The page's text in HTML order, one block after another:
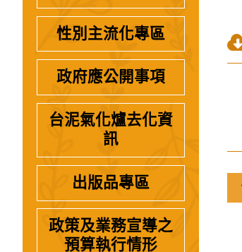
性別主流化專區
政府應公開事項
台泥氣化爐去化資
訊
出版品專區
政策及業務宣導之
預算執行情形